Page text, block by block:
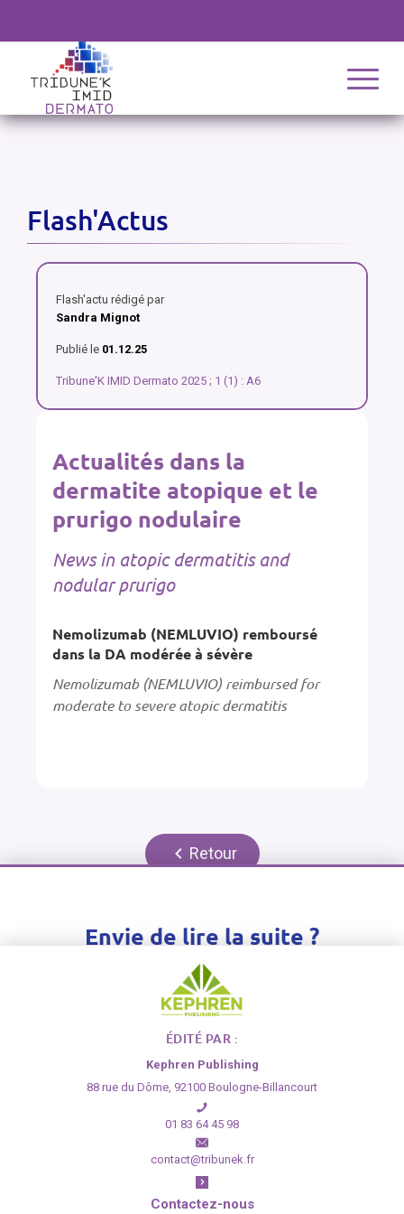
Flash'Actus
Flash'actu rédigé par
Sandra Mignot
Publié le 01.12.25
Tribune'K IMID Dermato 2025 ; 1 (1) : A6
Actualités dans la
dermatite atopique et le
prurigo nodulaire
News in atopic dermatitis and
nodular prurigo
Nemolizumab (NEMLUVIO) remboursé
dans la DA modérée à sévère
Nemolizumab (NEMLUVIO) reimbursed for
moderate to severe atopic dermatitis
Envie de lire la suite ?
Inscrivez-vous gratuitement ou connectez-vous
pour pouvoir accéder à l'article dans son intégralité
S'inscrire› Se connecter
Retour
ÉDITÉ PAR :
Kephren Publishing
88 rue du Dôme, 92100 Boulogne-Billancourt
01 83 64 45 98
contact@tribunek.fr
Contactez-nous